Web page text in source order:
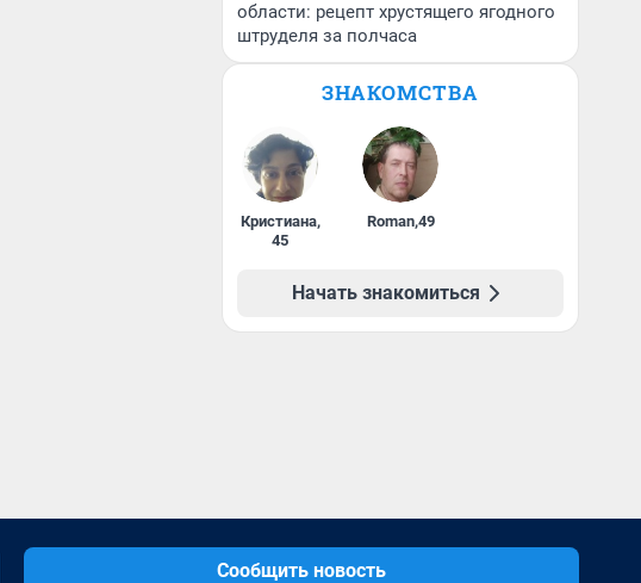
области: рецепт хрустящего ягодного
штруделя за полчаса
ЗНАКОМСТВА
Кристиана,
45
Roman,49
Начать знакомиться
Сообщить новость